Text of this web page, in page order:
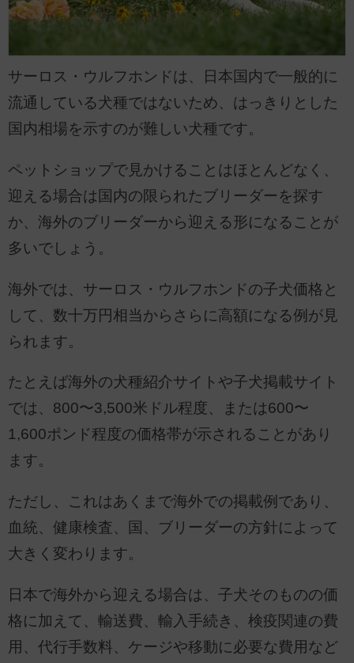
サーロス・ウルフホンドは、日本国内で一般的に
流通している犬種ではないため、はっきりとした
国内相場を示すのが難しい犬種です。
ペットショップで見かけることはほとんどなく、
迎える場合は国内の限られたブリーダーを探す
か、海外のブリーダーから迎える形になることが
多いでしょう。
海外では、サーロス・ウルフホンドの子犬価格と
して、数十万円相当からさらに高額になる例が見
られます。
たとえば海外の犬種紹介サイトや子犬掲載サイト
では、800〜3,500米ドル程度、または600〜
1,600ポンド程度の価格帯が示されることがあり
ます。
ただし、これはあくまで海外での掲載例であり、
血統、健康検査、国、ブリーダーの方針によって
大きく変わります。
日本で海外から迎える場合は、子犬そのものの価
格に加えて、輸送費、輸入手続き、検疫関連の費
用、代行手数料、ケージや移動に必要な費用など